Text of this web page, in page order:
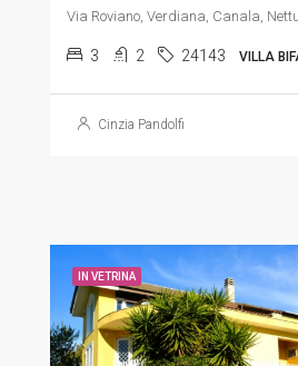
3 2 24143 VILLA
Cinzia Pandolfi
IN VETRINA